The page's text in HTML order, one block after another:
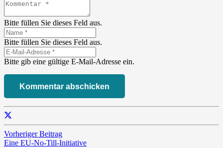
Bitte füllen Sie dieses Feld aus.
Bitte füllen Sie dieses Feld aus.
Bitte gib eine gültige E-Mail-Adresse ein.
Kommentar abschicken
Vorheriger Beitrag
Eine EU-No-Till-Initiative